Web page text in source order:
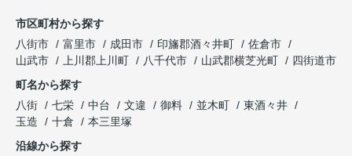
市区町村から探す
八街市
富里市 成田市 印旛郡酒々井町
佐倉市
山武市
上川郡上川町 八千代市 山武郡横芝光町
四街道市
町名から探す
八街
七栄 中台 文違 御料 並木町
東酒々井
玉造
十倉
本三里塚
沿線から探す